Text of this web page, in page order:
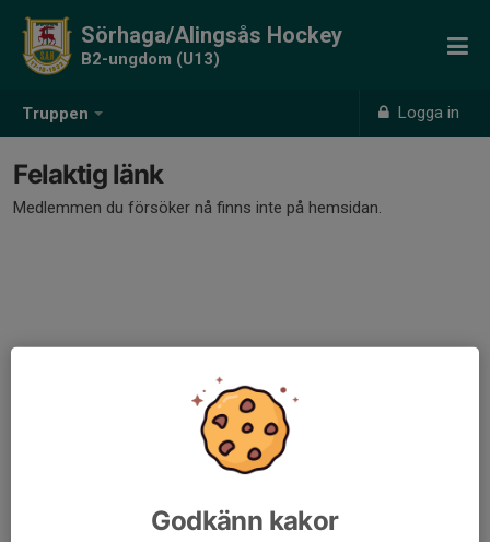
Truppen Logga in
Sörhaga/Alingsås Hockey
B2-ungdom (U13)
Felaktig länk
Medlemmen du försöker nå finns inte på hemsidan.
Godkänn kakor